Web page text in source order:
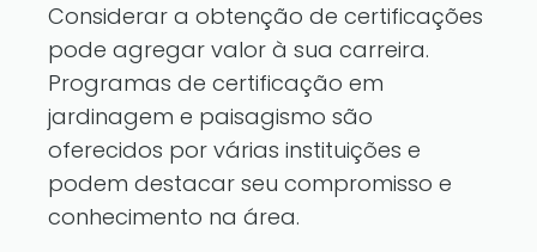
Considerar a obtenção de certificações
pode agregar valor à sua carreira.
Programas de certificação em
jardinagem e paisagismo são
oferecidos por várias instituições e
podem destacar seu compromisso e
conhecimento na área.